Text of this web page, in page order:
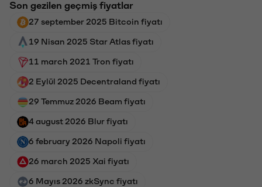
Son gezilen geçmiş fiyatlar
27 september 2025 Bitcoin fiyatı
19 Nisan 2025 Star Atlas fiyatı
11 march 2021 Tron fiyatı
2 Eylül 2025 Decentraland fiyatı
29 Temmuz 2026 Beam fiyatı
4 august 2026 Blur fiyatı
6 february 2026 Napoli fiyatı
26 march 2025 Xai fiyatı
6 Mayıs 2026 zkSync fiyatı